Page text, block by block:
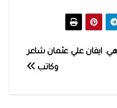
ايفان علي عثمان شاعر
وكاتب